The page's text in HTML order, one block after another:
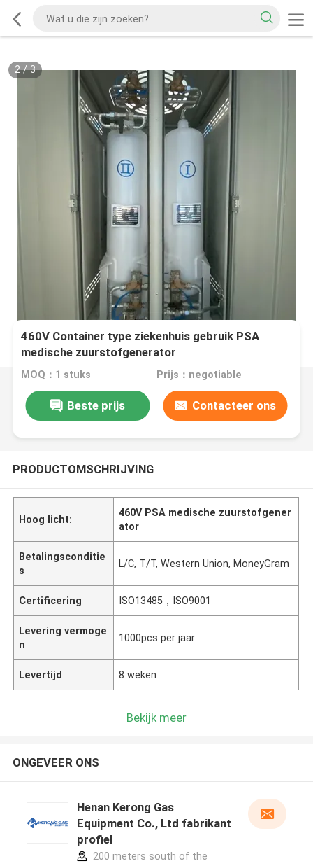
2/3
460V Container type ziekenhuis gebruik PSA
medische zuurstofgenerator
MOQ：1 stuks Prijs：negotiable
Beste prijs Contacteer ons
PRODUCTOMSCHRIJVING
Hoog licht:
460V PSA medische zuurstofgener
ator
Betalingsconditie
s
L/C, T/T, Western Union, MoneyGram
Certificering ISO13485，ISO9001
Levering vermoge
n
1000pcs per jaar
Levertijd 8 weken
Bekijk meer
ONGEVEER ONS
Henan Kerong Gas
Equipment Co., Ltd fabrikant
profiel
200 meters south of the